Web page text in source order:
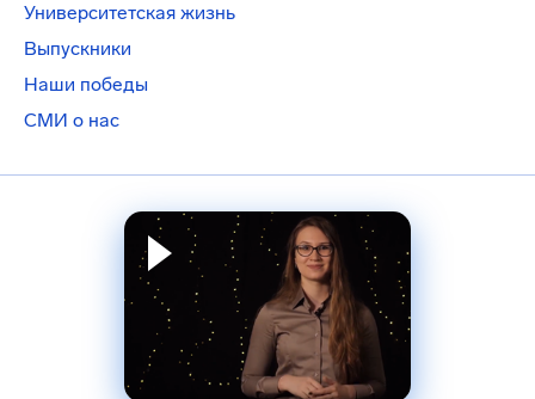
Университетская жизнь
Выпускники
Наши победы
СМИ о нас